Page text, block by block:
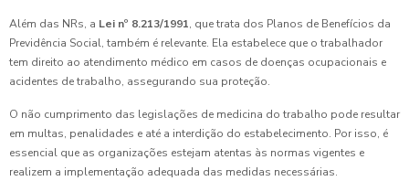
Além das NRs, a Lei nº 8.213/1991, que trata dos Planos de Benefícios da
Previdência Social, também é relevante. Ela estabelece que o trabalhador
tem direito ao atendimento médico em casos de doenças ocupacionais e
acidentes de trabalho, assegurando sua proteção.
O não cumprimento das legislações de medicina do trabalho pode resultar
em multas, penalidades e até a interdição do estabelecimento. Por isso, é
essencial que as organizações estejam atentas às normas vigentes e
realizem a implementação adequada das medidas necessárias.